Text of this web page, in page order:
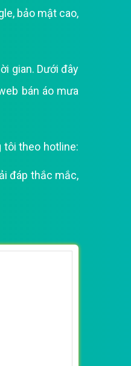
bảo mật cao,
gian. Dưới đây
bán áo mưa
tôi theo hotline:
đáp thắc mắc,